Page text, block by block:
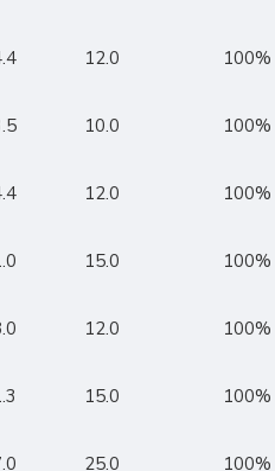
12.0 100%
10.0 100%
12.0 100%
15.0 100%
12.0 100%
15.0 100%
25.0 100%